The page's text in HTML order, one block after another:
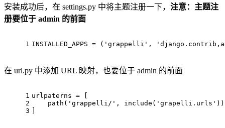
安装成功后，在 settings.py 中将主题注册一下， 注意：主题注
册要位于 admin 的前面
1 INSTALLED_APPS = ( 'grappelli' ,
在 url.py 中添加 URL 映射，也要位于 admin 的前面
1
2
3
urlpaterns = [
path('grappelli/',
]